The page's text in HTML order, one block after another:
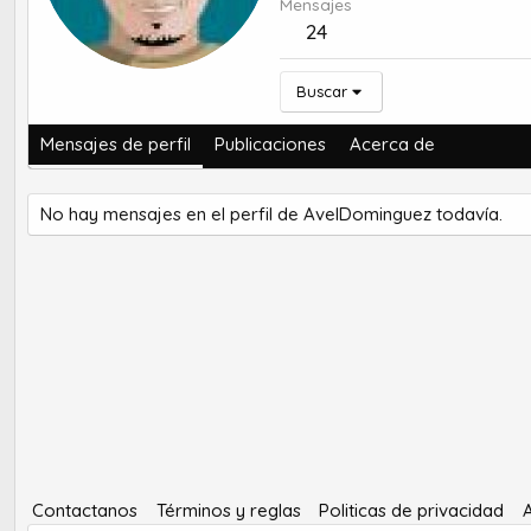
Mensajes
24
Buscar
Mensajes de perfil Publicaciones Acerca de
No hay mensajes en el perfil de AvelDominguez todavía.
Contactanos Términos y reglas Politicas de privacidad